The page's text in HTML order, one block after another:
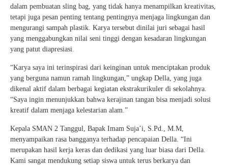
dalam pembuatan sling bag, yang tidak hanya menampilkan kreativitas,
tetapi juga pesan penting tentang pentingnya menjaga lingkungan dan
mengurangi sampah plastik. Karya tersebut dinilai juri sebagai hasil
yang menggabungkan nilai seni tinggi dengan kesadaran lingkungan
yang patut diapresiasi.
“Karya saya ini terinspirasi dari keinginan untuk menciptakan produk
yang berguna namun ramah lingkungan,” ungkap Della, yang juga
dikenal aktif dalam berbagai kegiatan ekstrakurikuler di sekolahnya.
“Saya ingin menunjukkan bahwa kerajinan tangan bisa menjadi solusi
kreatif dalam menjaga kelestarian alam.”
Kepala SMAN 2 Tanggul, Bapak Imam Suja’i, S.Pd., M.M,
menyampaikan rasa bangganya terhadap pencapaian Della. “Ini
merupakan hasil kerja keras dan dedikasi yang luar biasa dari Della.
Kami sangat mendukung setiap siswa untuk terus berkarya dan